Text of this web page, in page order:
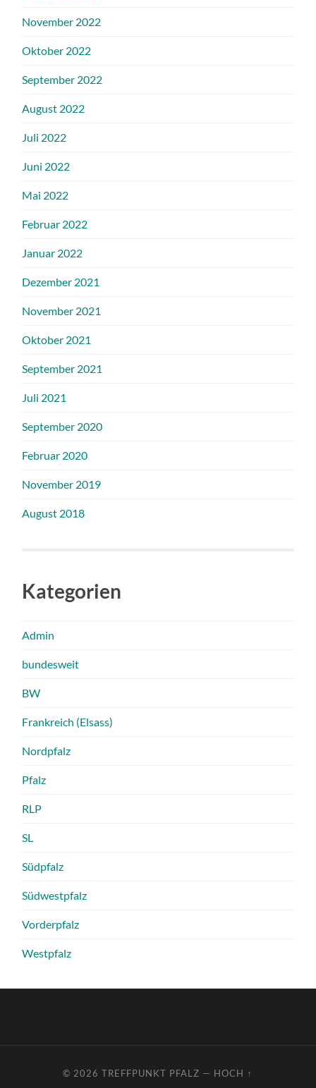
November 2022
Oktober 2022
September 2022
August 2022
Juli 2022
Juni 2022
Mai 2022
Februar 2022
Januar 2022
Dezember 2021
November 2021
Oktober 2021
September 2021
Juli 2021
September 2020
Februar 2020
November 2019
August 2018
Kategorien
Admin
bundesweit
BW
Frankreich (Elsass)
Nordpfalz
Pfalz
RLP
SL
Südpfalz
Südwestpfalz
Vorderpfalz
Westpfalz
© 2026TREFFPUNKT PFALZ — HOCH ↑